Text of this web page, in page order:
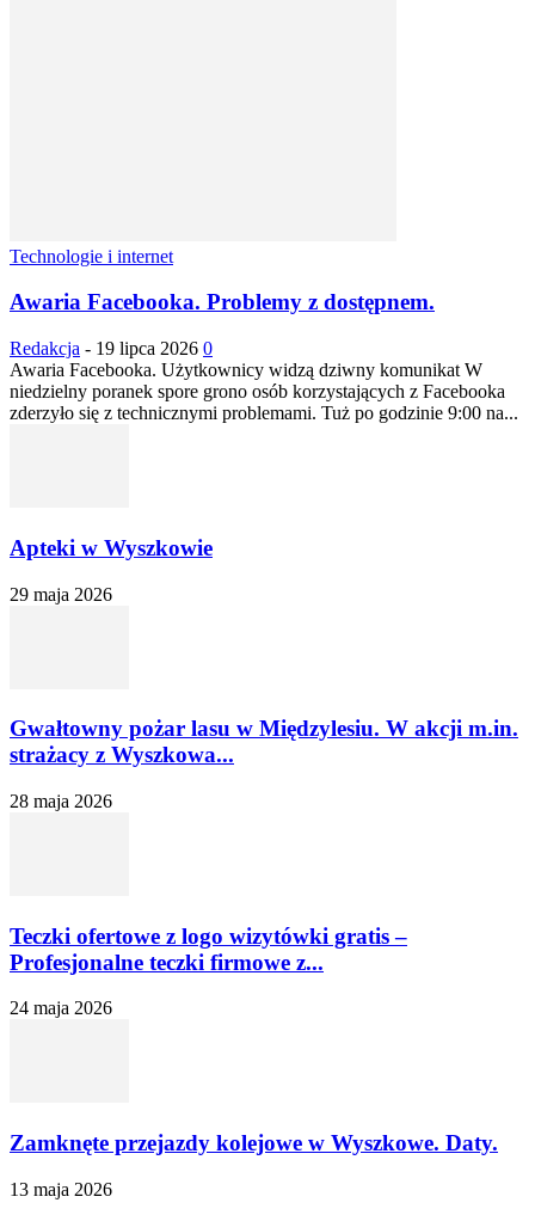
Technologie i internet
Awaria Facebooka. Problemy z dostępnem.
Redakcja - 19 lipca 2026 0
Awaria Facebooka. Użytkownicy widzą dziwny komunikat W
niedzielny poranek spore grono osób korzystających z Facebooka
zderzyło się z technicznymi problemami. Tuż po godzinie 9:00 na...
Apteki w Wyszkowie
29 maja 2026
Gwałtowny pożar lasu w Międzylesiu. W akcji m.in.
strażacy z Wyszkowa...
28 maja 2026
Teczki ofertowe z logo wizytówki gratis –
Profesjonalne teczki firmowe z...
24 maja 2026
Zamknęte przejazdy kolejowe w Wyszkowe. Daty.
13 maja 2026